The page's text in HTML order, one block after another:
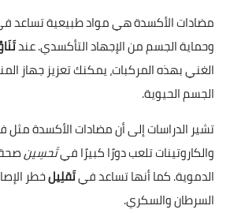
مضادات الأكسدة هي مواد طبيعية تساعد
وحماية الجسم من الإجهاد التأكسدي. عند
الغني بهذه المركبات، يمكنك تعزيز جهاز
الجسم الحيوية.
والكاروتينات تلعب دورًا كبيرًا فيتَحسِين
الدموية. كما أنها تساعد فيتَقلِيلخطر
السرطان والسكري.